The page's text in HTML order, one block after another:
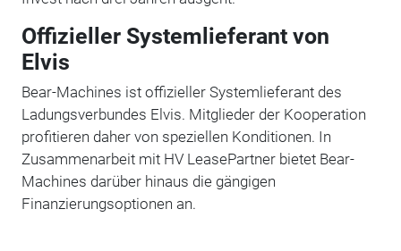
Offizieller Systemlieferant von
Elvis
Bear-Machines ist offizieller Systemlieferant des
Ladungsverbundes Elvis. Mitglieder der Kooperation
profitieren daher von speziellen Konditionen. In
Zusammenarbeit mit HV LeasePartner bietet Bear-
Machines darüber hinaus die gängigen
Finanzierungsoptionen an.